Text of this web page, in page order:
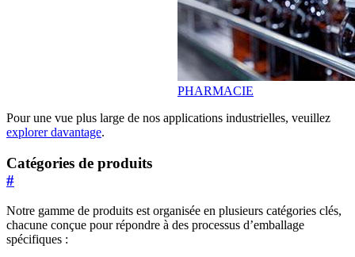
PHARMACIE
Pour une vue plus large de nos applications industrielles, veuillez
explorer davantage.
Catégories de produits
#
Notre gamme de produits est organisée en plusieurs catégories clés,
chacune conçue pour répondre à des processus d’emballage
spécifiques :